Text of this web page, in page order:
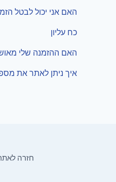
האם אני יכול לבטל
כח עליון
האם ההזמנה שלי
איך ניתן לאתר את
חזרה